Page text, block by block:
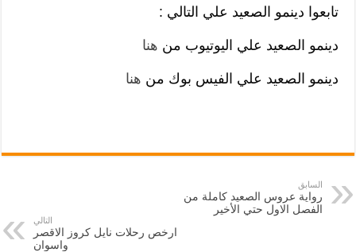
تابعوا دينمو الصعيد علي التالي :
دينمو الصعيد علي اليوتيوب من هنا
دينمو الصعيد علي الفيس بوك من هنا
السابق
رواية عروس الصعيد كاملة من
الفصل الاول حتي الأخير
التالي
ارخص رحلات نايل كروز الاقصر
واسوان